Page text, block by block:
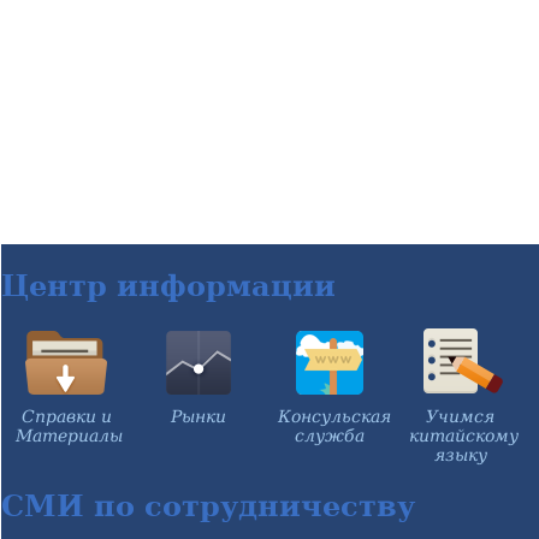
Центр информации
Справки и
Материалы
Рынки
Консульская
служба
Учимся
китайскому
языку
СМИ по сотрудничеству